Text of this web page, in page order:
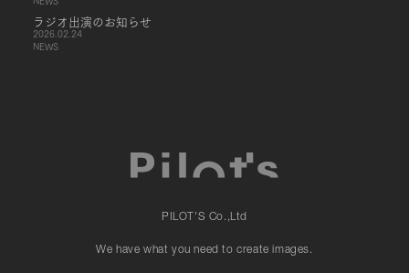
ラジオ出演のお知らせ
2026.02.24
NEWS
PILOT'S Co.,Ltd
We have what you need to create images.